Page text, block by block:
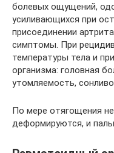
болевых ощущений,
усиливающихся при
присоединении
симптомы. При
температуры тела и
организма: головная
утомляемость,
По мере отягощения
деформируются, и